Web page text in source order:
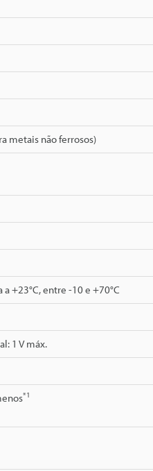
metais não ferrosos)
+23°C, entre -10 e +70°C
1 V máx.
*1